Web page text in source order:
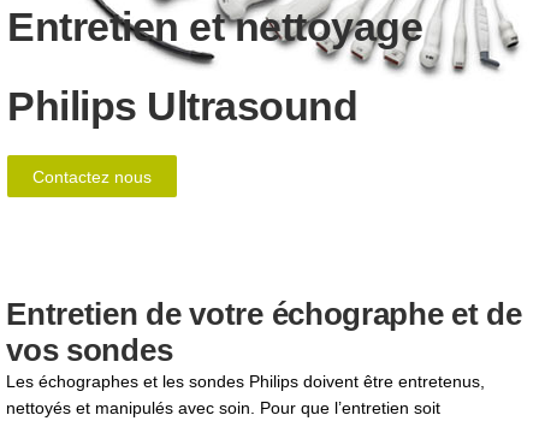
Entretien et nettoyage
Philips Ultrasound
Contactez nous
Entretien de votre échographe et de
vos sondes
Les échographes et les sondes Philips doivent être entretenus,
nettoyés et manipulés avec soin. Pour que l’entretien soit